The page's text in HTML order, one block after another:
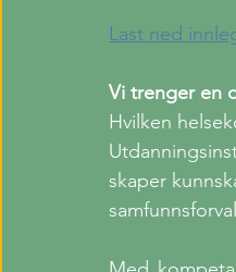
Last ned
Vi trenger en
Hvilken
skaper